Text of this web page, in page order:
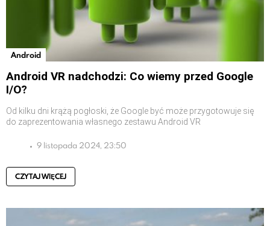
Android
Android VR nadchodzi: Co wiemy przed Google
I/O?
Od kilku dni krążą pogłoski, że Google być może przygotowuje się
do zaprezentowania własnego zestawu Android VR
9 listopada 2024, 23:50
CZYTAJ WIĘCEJ